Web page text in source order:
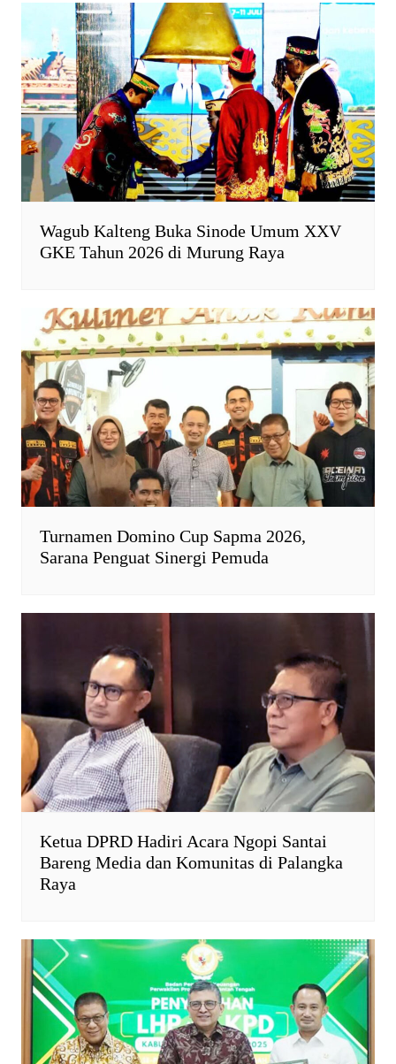
p k
i
e
n
d
l
y
k
Wagub Kalteng Buka Sinode Umum XXV
GKE Tahun 2026 di Murung Raya
Turnamen Domino Cup Sapma 2026,
Sarana Penguat Sinergi Pemuda
Ketua DPRD Hadiri Acara Ngopi Santai
Bareng Media dan Komunitas di Palangka
Raya